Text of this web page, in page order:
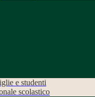
e studenti
scolastico